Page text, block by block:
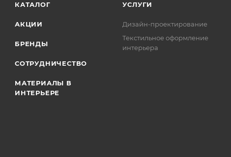
КАТАЛОГ
АКЦИИ
БРЕНДЫ
СОТРУДНИЧЕСТВО
МАТЕРИАЛЫ В
ИНТЕРЬЕРЕ
УСЛУГИ
Дизайн-проектирование
Текстильное оформление
интерьера